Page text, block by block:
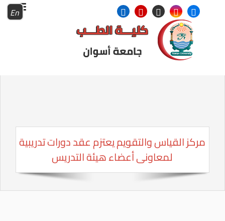
En
مركز القياس والتقويم يعتزم عقد دورات تدريبية
لمعاونى أعضاء هيئة التدريس